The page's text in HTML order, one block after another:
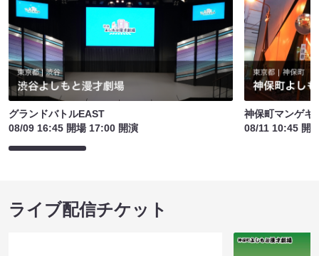
グランドバトルEAST
08/09 16:45 開場 17:00 開演
神保町マンゲキ
08/11 10:45 開
ライブ配信チケット